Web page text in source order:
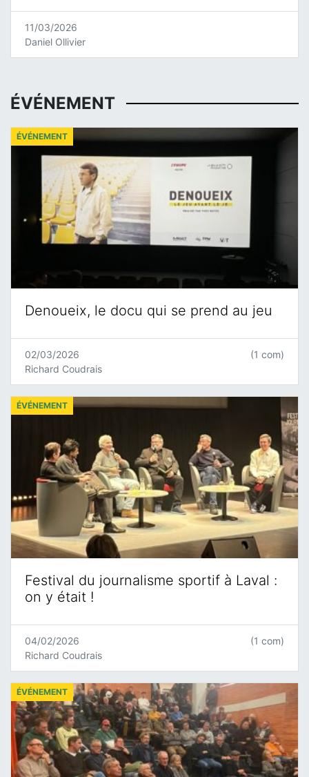
11/03/2026
Daniel Ollivier
ÉVÉNEMENT
Denoueix, le docu qui se prend au jeu
ÉVÉNEMENT
02/03/2026
Richard Coudrais
(1 com)
Festival du journalisme sportif à Laval :
on y était !
ÉVÉNEMENT
04/02/2026
Richard Coudrais
(1 com)
ÉVÉNEMENT